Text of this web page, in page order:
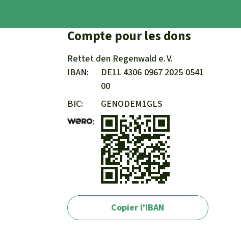
Compte pour les dons
Rettet den Regenwald e. V.
IBAN
DE11 4306 0967 2025 0541
00
BIC
GENODEM1GLS
Copier l'IBAN